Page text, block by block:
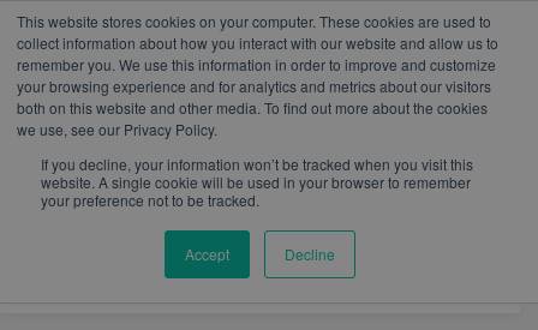
This website stores cookies on your computer. These cookies are used to
collect information about how you interact with our website and allow us to
remember you. We use this information in order to improve and customize
your browsing experience and for analytics and metrics about our visitors
both on this website and other media. To find out more about the cookies
we use, see our Privacy Policy.
If you decline, your information won’t be tracked when you visit this
website. A single cookie will be used in your browser to remember
your preference not to be tracked.
Accept Decline
h
a
t
s
a
p
a
c
e
b
o
o
k
o
u
t
u
b
e
n
s
t
a
g
r
a
m
i
n
k
e
d
i
n
mercadeo@eib.esinventor.comWhatsApp:+57
3103229640PBX: + 601 342 80 45